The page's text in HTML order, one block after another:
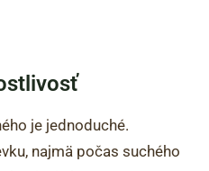
je jednoduché.
najmä počas suchého